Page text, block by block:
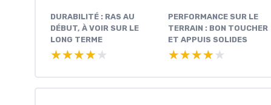
DURABILITÉ : RAS AU
DÉBUT, À VOIR SUR LE
LONG TERME
★★★★★
★★★★★
PERFORMANCE SUR LE
TERRAIN : BON TOUCHER
ET APPUIS SOLIDES
★★★★★
★★★★★